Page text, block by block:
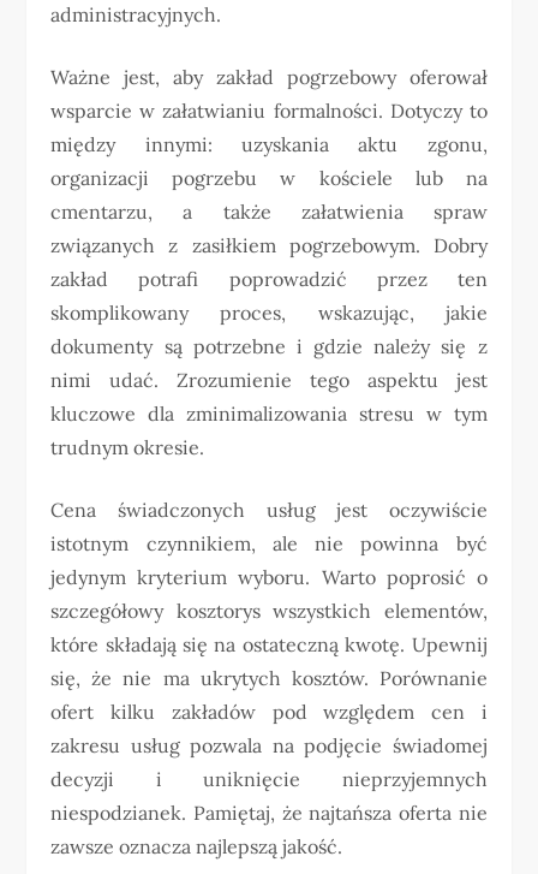
administracyjnych.
Ważne jest, aby zakład pogrzebowy oferował
wsparcie w załatwianiu formalności. Dotyczy to
między innymi: uzyskania aktu zgonu,
organizacji pogrzebu w kościele lub na
cmentarzu, a także załatwienia spraw
związanych z zasiłkiem pogrzebowym. Dobry
zakład potrafi poprowadzić przez ten
skomplikowany proces, wskazując, jakie
dokumenty są potrzebne i gdzie należy się z
nimi udać. Zrozumienie tego aspektu jest
kluczowe dla zminimalizowania stresu w tym
trudnym okresie.
Cena świadczonych usług jest oczywiście
istotnym czynnikiem, ale nie powinna być
jedynym kryterium wyboru. Warto poprosić o
szczegółowy kosztorys wszystkich elementów,
które składają się na ostateczną kwotę. Upewnij
się, że nie ma ukrytych kosztów. Porównanie
ofert kilku zakładów pod względem cen i
zakresu usług pozwala na podjęcie świadomej
decyzji i uniknięcie nieprzyjemnych
niespodzianek. Pamiętaj, że najtańsza oferta nie
zawsze oznacza najlepszą jakość.